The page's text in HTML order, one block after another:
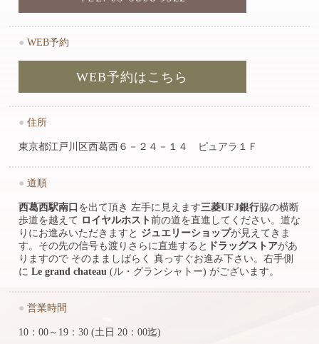
● WEB予約
WEB予約はこちら
● 住所
東京都江戸川区西葛西６－２４－１４ ピュアラ１Ｆ
● 道順
西葛西駅南口 を出て頂き 左手に見えます三菱UFJ銀行脇の横断
歩道を越えて ロイヤルホスト 前の道を直進してください。道な
りにお進みいただきますと ジュエリーショップが見えてきま
す。その先の信号も渡りさらに直進すると ドラッグストアがあ
りますので そのまましばらく 真っすぐお進み下さい。右手側
に Le grand chateau (ル・グランシャトー) がございます。
● 営業時間
10：00～19：30 (土日 20：00迄)